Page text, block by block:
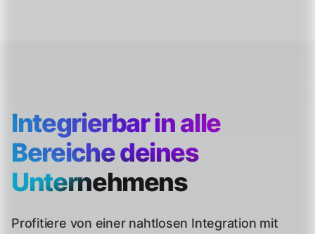
Integrierbar in alle
Bereichedeines
Unternehmens
Profitiere von einer nahtlosen Integration mit